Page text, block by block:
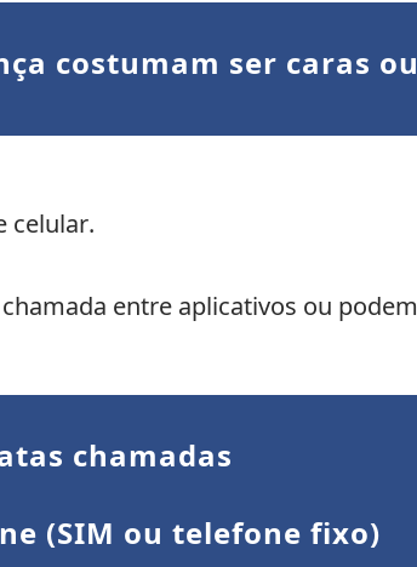
costumam ser caras ou
celular.
entre aplicativos ou podem
chamadas
(SIM ou telefone fixo)